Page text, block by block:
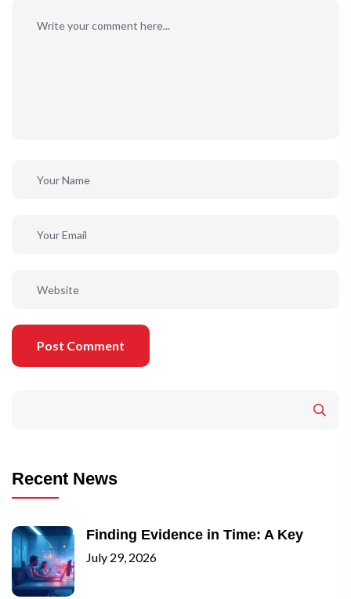
Post Comment
Recent News
Finding Evidence in Time: A Key
July 29, 2026